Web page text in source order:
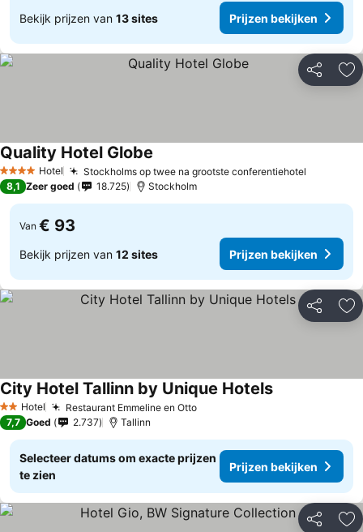
Bekijk prijzen van 13 sites Prijzen bekijken
Delen
4 SterrenHotel Stockholms op twee na grootste conferentiehotel
Quality Hotel Globe
8,1 Zeer goed 18.725 Stockholm
Van € 93
Bekijk prijzen van 12 sites Prijzen bekijken
Delen
2 Sterren
Hotel Restaurant Emmeline en Otto
City Hotel Tallinn by Unique Hotels
7,7 Goed 2.737 Tallinn
Selecteer datums om exacte prijzen
te zien
Prijzen bekijken
Delen